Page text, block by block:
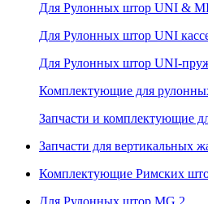
Для Рулонных штор UNI &
Для Рулонных штор UNI
Для Рулонных штор UNI-
Комплектующие для
Запчасти и комплектующие
Запчасти для вертикальных
Комплектующие Римских
Для Рулонных штор MG 2